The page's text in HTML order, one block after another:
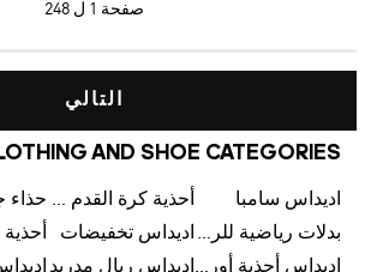
صفحة 1 ل 248
التالي
AND SHOE CATEGORIES
اديداس سامبا أحذية كرة القدم للرجال حذاء
بدلات رياضية للرجال اديداس تخفيضات
اديداس أحذية أورجينالز اديداس ريال مدريد